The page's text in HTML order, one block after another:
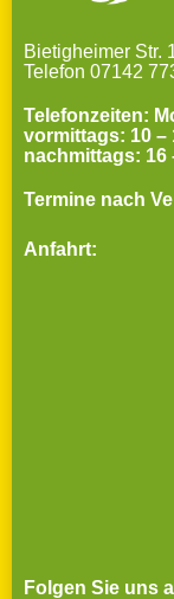
Bietigheimer Str.
Telefon 07142
Telefonzeiten:
vormittags: 10 –
nachmittags: 16
Termine nach
Anfahrt:
Folgen Sie uns